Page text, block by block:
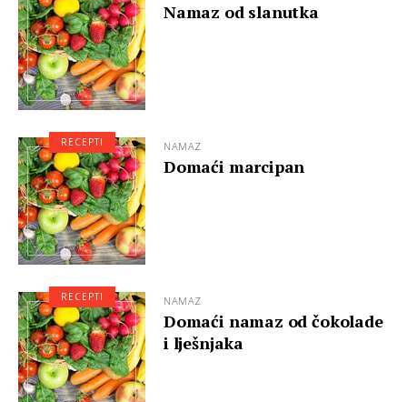
Namaz od slanutka
NAMAZ
Domaći marcipan
RECEPTI
NAMAZ
Domaći namaz od čokolade
i lješnjaka
RECEPTI